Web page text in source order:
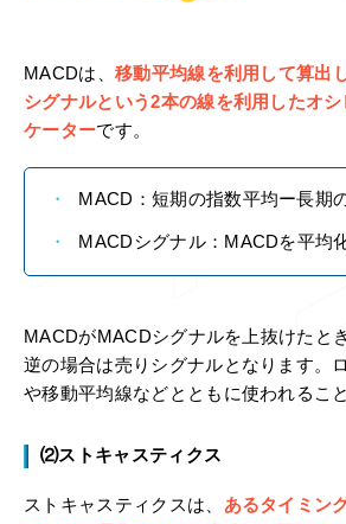
MACDは、 移動平均線を利用して算出
シグナルという2本の線を利用したオ
ケーターです。
MACD：短期の指数平均ー長期
MACDシグナル：MACDを平均
MACDがMACDシグナルを上抜けたと
逆の場合は売りシグナルとなります。
や移動平均線などとともに使われるこ
⑵ストキャスティクス
ストキャスティクスは、 あるタイミン